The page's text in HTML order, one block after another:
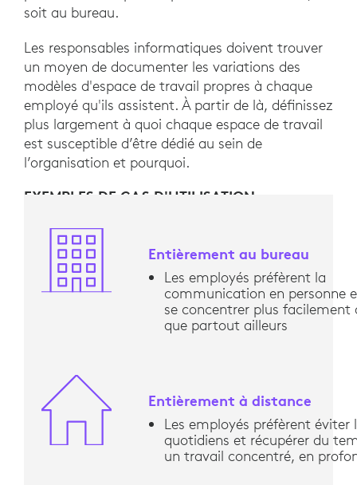
soit au bureau.
Les responsables informatiques doivent trouver
un moyen de documenter les variations des
modèles d'espace de travail propres à chaque
employé qu'ils assistent. À partir de là, définissez
plus largement à quoi chaque espace de travail
est susceptible d’être dédié au sein de
l’organisation et pourquoi.
EXEMPLES DE CAS D'UTILISATION
Entièrement au bureau
Les employés préfèrent la
communication en personne
se concentrer plus facilement
que partout ailleurs
Entièrement à distance
Les employés préfèrent éviter
quotidiens et récupérer du
un travail concentré, en